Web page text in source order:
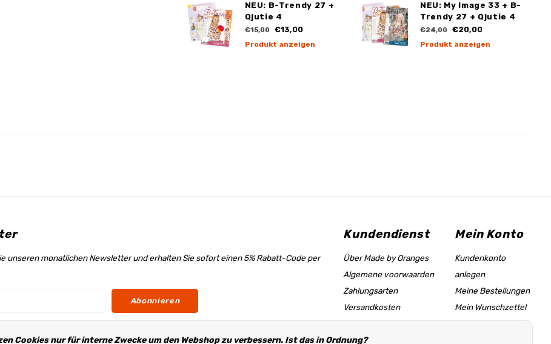
NEU: B-Trendy 27 +
Qjutie 4
€15,00 €13,00
Produkt anzeigen
NEU: My Image 33 + B-
Trendy 27 + Qjutie 4
€24,00 €20,00
Produkt anzeigen
unseren monatlichen Newsletter und erhalten Sie sofort einen 5% Rabatt-Code per
Abonnieren
Kundendienst
Über Made by Oranges
Algemene voorwaarden
Zahlungsarten
Versandkosten
Größentabelle &
Hilfeseite
Mein Konto
Kundenkonto
anlegen
Meine Bestellungen
Mein Wunschzettel
Cookies nur für interne Zwecke um den Webshop zu verbessern. Ist das in Ordnung?